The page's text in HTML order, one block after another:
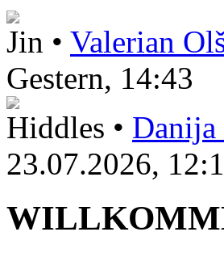
Jin • Valerian
Gestern, 14:43
Hiddles • Danija
23.07.2026,